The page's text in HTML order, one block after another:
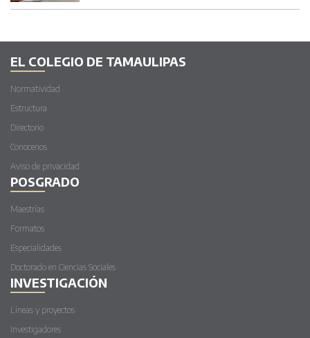
EL COLEGIO DE TAMAULIPAS
Normatividad
Estructura
Directorio
Conocenos
Aviso de privacidad
POSGRADO
Maestrías
Formatos
Especialidades
Doctorado en Ciencias Sociales
INVESTIGACIÓN
Líneas y proyectos
Investigadores